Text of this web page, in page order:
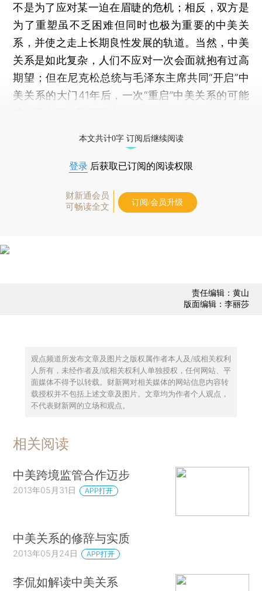
不是为了应对某一迫在眉睫的危机；相反，双方是
为了重塑虽不乏困难但同时也极为重要的中美关
系，并使之走上长期良性发展的轨道。当然，中美
关系是如此复杂，人们不应对一次会面就抱有过高
期望；但在尼克松总统与毛泽东主席共同“开启”中
美关系的大门41年后，一次“重启”中美关系的可能
本文共计0字 订阅后继续阅读
登录 后获取已订阅的阅读权限
财新通会员
可畅读全文
订阅/会员升级
责任编辑：黄山
版面编辑：李丽莎
观点频道所发布文章及图片之版权属作者本人及/或相关权利
人所有，未经作者及/或相关权利人单独授权，任何网站、平
面媒体不得予以转载。财新网对相关媒体的网站信息内容转
载授权并不包括上述文章及图片。文章均为作者个人观点，
不代表财新网的立场和观点。
相关阅读
中美跨境监管合作迈步
2013年05月31日 APP打开
中美关系的修辞与实质
2013年05月24日 APP打开
李侃如解读中美关系